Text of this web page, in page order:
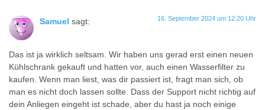
Samuel sagt: 16. September 2024 um 12:20 Uhr
Das ist ja wirklich seltsam. Wir haben uns gerad erst einen neuen
Kühlschrank gekauft und hatten vor, auch einen Wasserfilter zu
kaufen. Wenn man liest, was dir passiert ist, fragt man sich, ob
man es nicht doch lassen sollte. Dass der Support nicht richtig auf
dein Anliegen eingeht ist schade, aber du hast ja noch einige